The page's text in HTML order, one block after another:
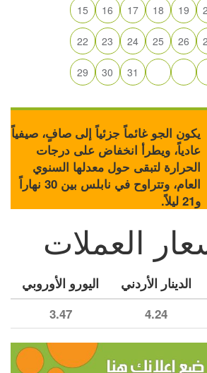
15 16 17 18 19
22 23 24 25 26
29 30 31
يكون الجو غائماً جزئياً إلى صافٍ، صيفياً
عادياً، ويطرأ انخفاض على درجات
الحرارة لتبقى حول معدلها السنوي
العام، وتتراوح في نابلس بين 30 نهاراً
و21 ليلاً.
العملات
الدينار الأردني اليورو الأوروبي
4.24
3.47